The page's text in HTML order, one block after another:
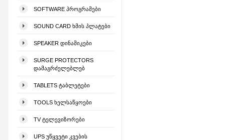
SOFTWARE ᲞᲠᲝᲒᲠᲐᲛᲔᲑᲘ
SOUND CARD ᲮᲛᲘᲡ ᲞᲚᲐᲢᲔᲑᲘ
SPEAKER ᲓᲘᲜᲐᲛᲘᲙᲔᲑᲘ
SURGE PROTECTORS
ᲓᲐᲛᲐᲒᲠᲫᲔᲚᲔᲑᲚᲔᲑ
TABLETS ᲢᲐᲑᲚᲔᲢᲔᲑᲘ
TOOLS ᲮᲔᲚᲡᲐᲬᲧᲝᲔᲑᲘ
TV ᲢᲔᲚᲔᲕᲘᲖᲝᲠᲔᲑᲘ
UPS ᲣᲬᲧᲕᲔᲢᲘ ᲙᲕᲔᲑᲘᲡ